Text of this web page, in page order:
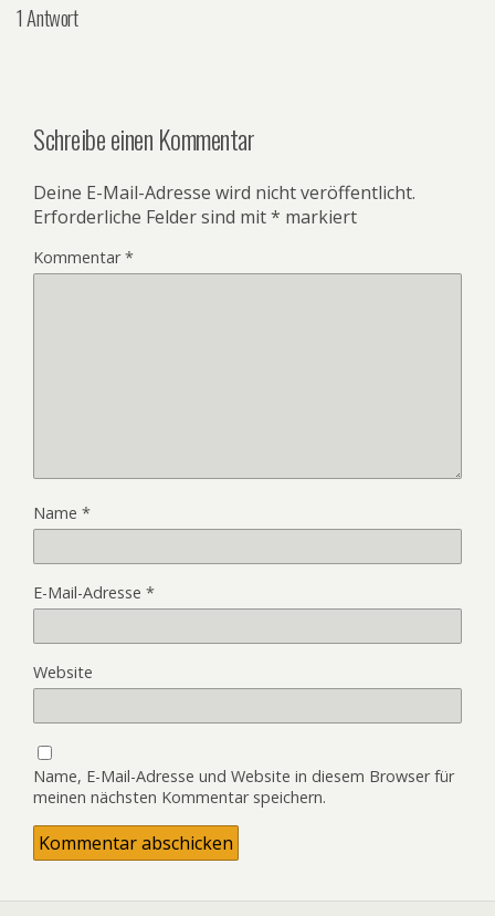
1 Antwort
Schreibe einen Kommentar
Deine E-Mail-Adresse wird nicht veröffentlicht.
Erforderliche Felder sind mit* markiert
Kommentar*
Name *
E-Mail-Adresse *
Website
Name, E-Mail-Adresse und Website in diesem Browser für
meinen nächsten Kommentar speichern.